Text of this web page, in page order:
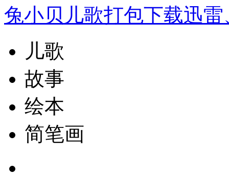
兔小贝儿歌打包下载迅
儿歌
故事
绘本
简笔画